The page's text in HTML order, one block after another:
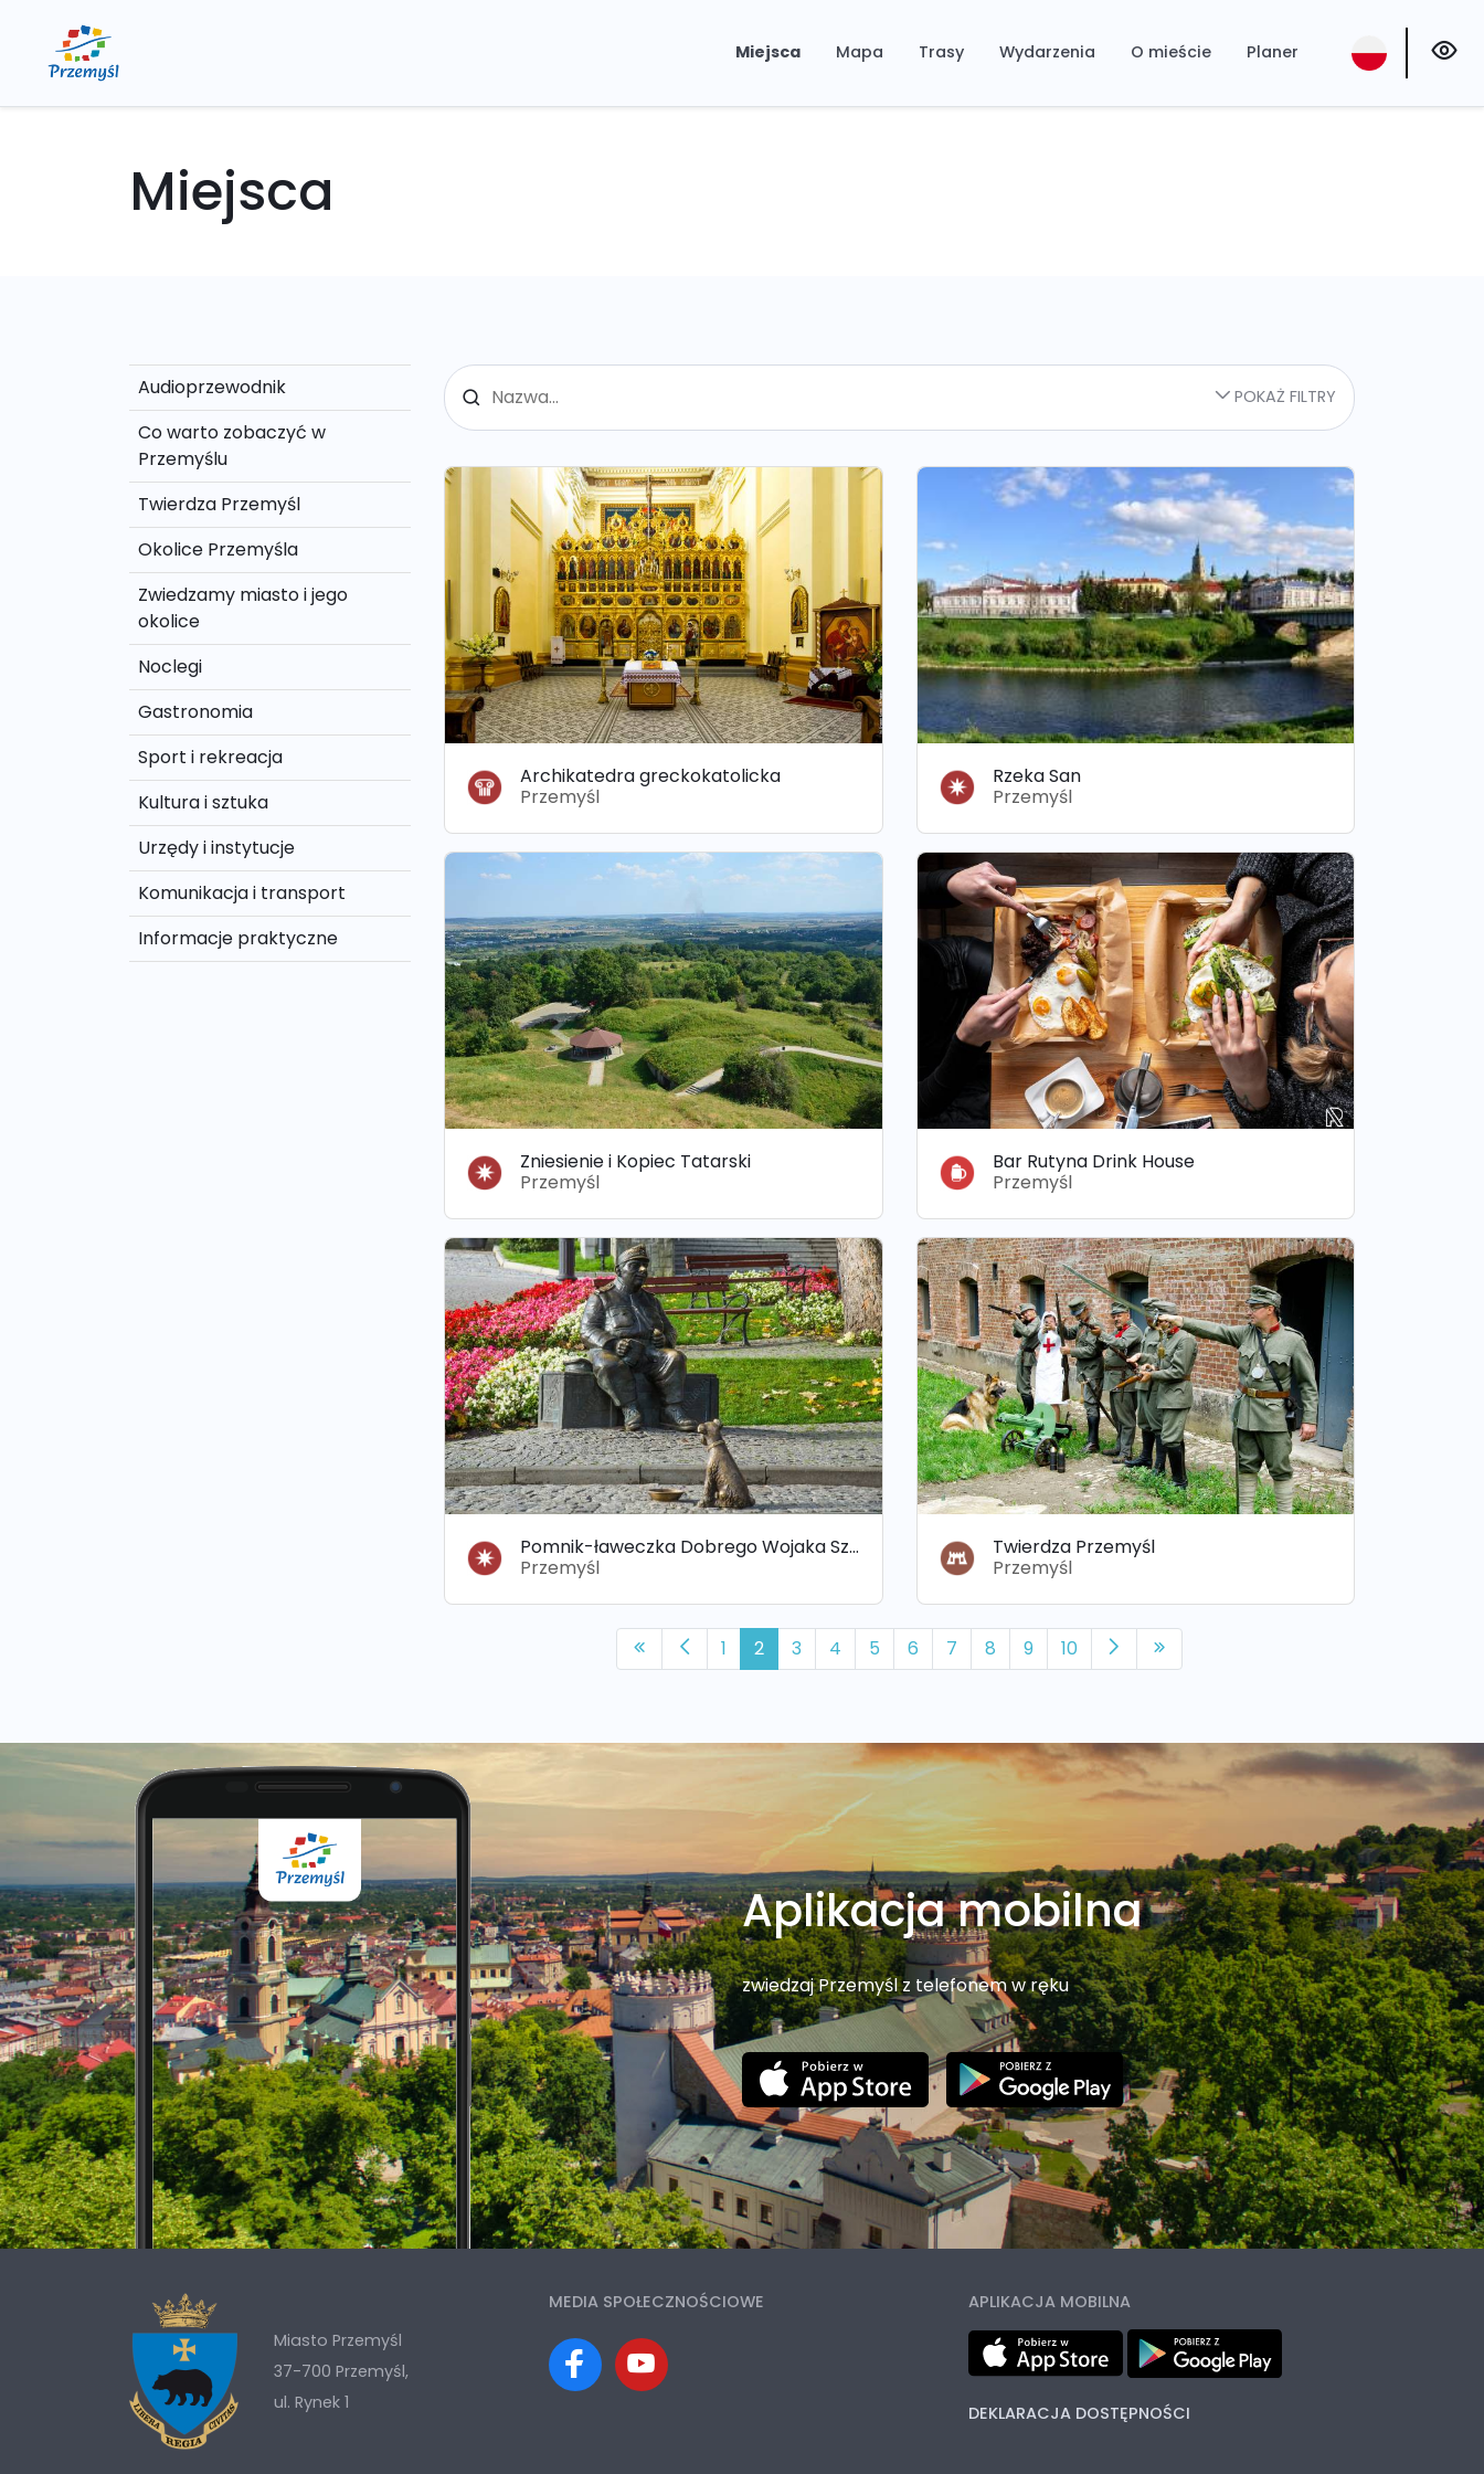
Miejsca Mapa Trasy Wydarzenia O mieście Planer
Miejsca
POKAŻ FILTRY
Archikatedra greckokatolicka
Przemyśl
Rzeka San
Przemyśl
Zniesienie i Kopiec Tatarski
Przemyśl
Bar Rutyna Drink House
Przemyśl
Pomnik-ławeczka Dobrego Wojaka Szwejka
Przemyśl
Twierdza Przemyśl
Przemyśl
1 2 3 4 5 6 7 8 9 10
Audioprzewodnik
Co warto zobaczyć w
Przemyślu
Twierdza Przemyśl
Okolice Przemyśla
Zwiedzamy miasto i jego
okolice
Noclegi
Gastronomia
Sport i rekreacja
Kultura i sztuka
Urzędy i instytucje
Komunikacja i transport
Informacje praktyczne
Aplikacja mobilna
zwiedzaj Przemyśl z telefonem w ręku
Miasto Przemyśl
37-700 Przemyśl,
ul. Rynek 1
MEDIA SPOŁECZNOŚCIOWE APLIKACJA MOBILNA
DEKLARACJA DOSTĘPNOŚCI